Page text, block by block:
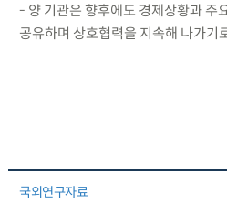
- 양 기관은 향후에도 경제상황과 주
공유하며 상호협력을 지속해 나가기
국외연구자료